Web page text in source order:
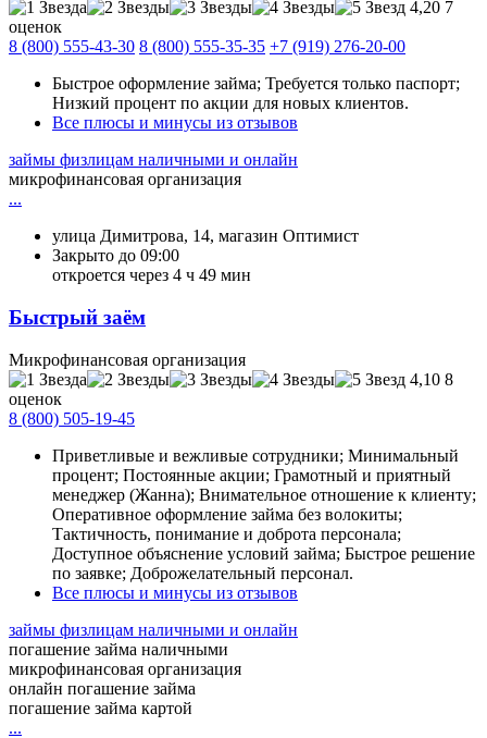
4,20 7
оценок
8 (800) 555-43-30 8 (800) 555-35-35 +7 (919) 276-20-00
Быстрое оформление займа; Требуется только паспорт;
Низкий процент по акции для новых клиентов.
Все плюсы и минусы из отзывов
займы физлицам наличными и онлайн
микрофинансовая организация
...
улица Димитрова, 14, магазин Оптимист
Закрыто до 09:00
откроется через 4 ч 49 мин
Быстрый заём
Микрофинансовая организация
4,10 8
оценок
8 (800) 505-19-45
Приветливые и вежливые сотрудники; Минимальный
процент; Постоянные акции; Грамотный и приятный
менеджер (Жанна); Внимательное отношение к клиенту;
Оперативное оформление займа без волокиты;
Тактичность, понимание и доброта персонала;
Доступное объяснение условий займа; Быстрое решение
по заявке; Доброжелательный персонал.
Все плюсы и минусы из отзывов
займы физлицам наличными и онлайн
погашение займа наличными
микрофинансовая организация
онлайн погашение займа
погашение займа картой
...